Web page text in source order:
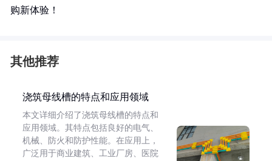
购新体验！
其他推荐
浇筑母线槽的特点和应用领域
本文详细介绍了浇筑母线槽的特点和
应用领域。其特点包括良好的电气、
机械、防火和防护性能。在应用上，
广泛用于商业建筑、工业厂房、医院